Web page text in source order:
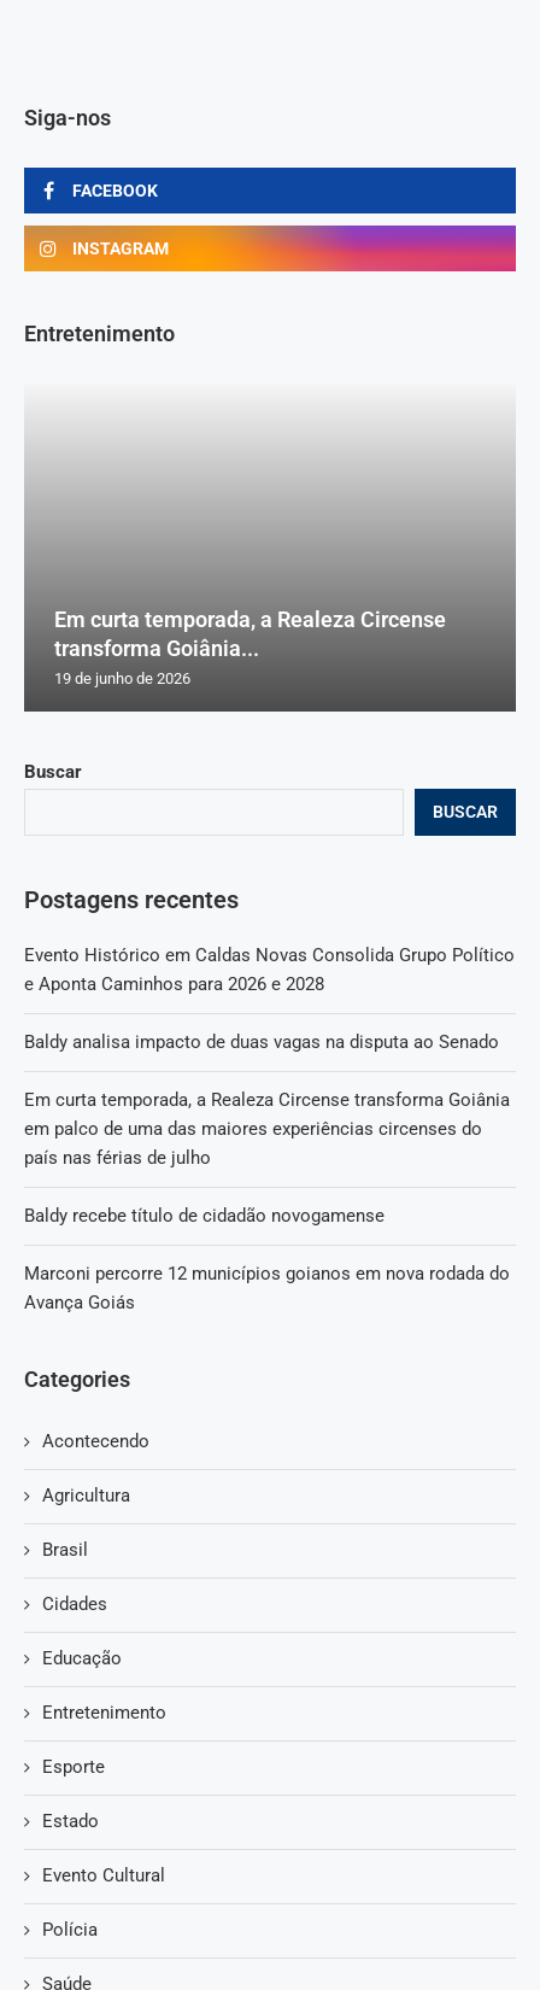
Buscar
BUSCAR
Postagens recentes
Evento Histórico em Caldas Novas Consolida Grupo Político
e Aponta Caminhos para 2026 e 2028
Baldy analisa impacto de duas vagas na disputa ao Senado
Em curta temporada, a Realeza Circense transforma Goiânia
em palco de uma das maiores experiências circenses do
país nas férias de julho
Baldy recebe título de cidadão novogamense
Marconi percorre 12 municípios goianos em nova rodada do
Avança Goiás
Categories
Acontecendo
Agricultura
Brasil
Cidades
Educação
Entretenimento
Esporte
Estado
Evento Cultural
Polícia
Saúde
Siga-nos
FACEBOOK
INSTAGRAM
Entretenimento
Em curta temporada, a Realeza Circense
transforma Goiânia...
19 de junho de 2026